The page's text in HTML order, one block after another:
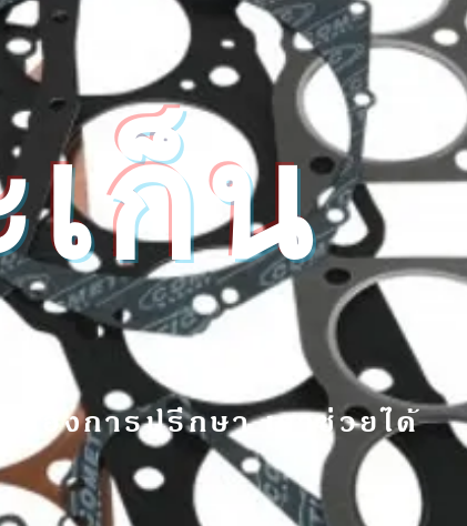
ก็น
องการปรึกษา เราช่วยได้